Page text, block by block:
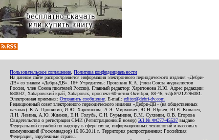
Пользовательское соглашение Политика конфиденциальности
На данном сайте распространяется информация электронного периодического издания «Дебри-
ДВ» со знаком «Дебри-ДВ». 16+ Учредитель: Пронякин К.А. (член Союза журналистов
России, член Союза писателей России). Главный редактор: Харитонова И.Ю. Адрес редакции:
680032, Хабаровский край, Хабаровск, проспект 60-летия Октября, 88-46, т./ф.84212296081.
Электронная приемная: Отправить сообщение . E-mail: editor@debri-dv.com
Редакционный совет электронного периодического издания «Дебри-ДВ» (на общественных
началах): К.А. Пронякин, И.Ю. Харитонова, А.Э. Мирмович, Ю.Н. Юрьев, Ю.В. Ковалев,
Л.Н. Левина, А.Ю. Жданов, Е.Н. Голубь, С.Н. Бурындин, Б.М. Сухинин, О.В. Егорова
Свидетельство о регистрации СМИ (Регистрационный номер) ЭЛ № ФС77-45537 выдано
Федеральной службой по надзору в сфере связи, информационных технологий и массовых
коммуникаций (Роскомнадзор) 16.06.2011 г. Территория распространения: Российская
Федерация, зарубежные страны.